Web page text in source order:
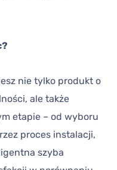
nie tylko produkt o
ale także
etapie – od wyboru
proces instalacji,
szyba